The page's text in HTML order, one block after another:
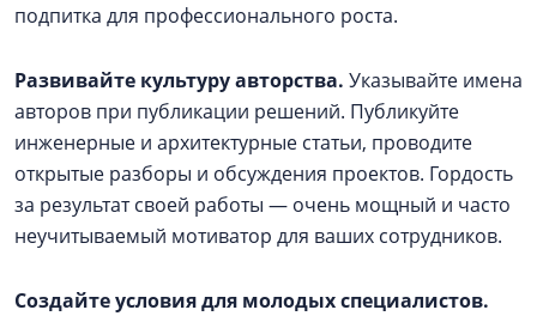
подпитка для профессионального роста.
Развивайте культуру авторства. Указывайте имена
авторов при публикации решений. Публикуйте
инженерные и архитектурные статьи, проводите
открытые разборы и обсуждения проектов. Гордость
за результат своей работы — очень мощный и часто
неучитываемый мотиватор для ваших сотрудников.
Создайте условия для молодых специалистов.